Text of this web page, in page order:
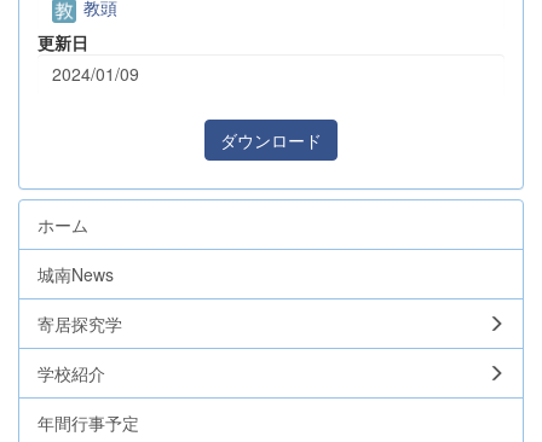
教頭
更新日
2024/01/09
ダウンロード
ホーム
城南News
寄居探究学
学校紹介
年間行事予定